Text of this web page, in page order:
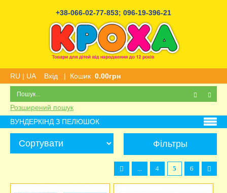
+38-066-02-77-853; 096-19-396-21
RU | UA Вхід | Кошик 0.00грн
Розширений пошук
ВУНДЕРКІНД З ПЕЛЮШОК
Фільтры
... 4 5 6